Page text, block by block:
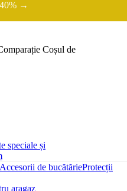
40% →
Coșul de
speciale și
Accesorii de bucătărieProtecții
aragaz